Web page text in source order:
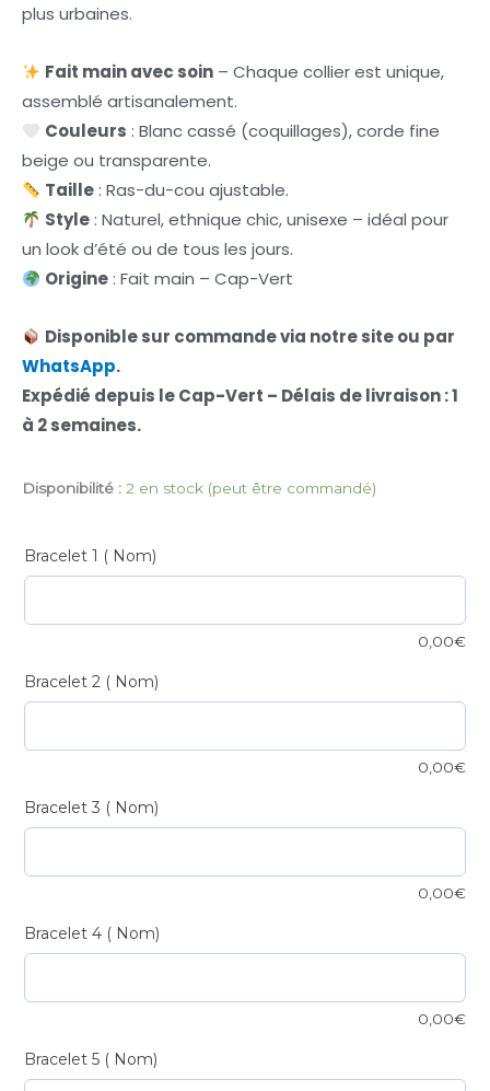
plus urbaines.
Fait main avec soin – Chaque collier est unique,
assemblé artisanalement.
Couleurs : Blanc cassé (coquillages), corde fine
beige ou transparente.
Taille: Ras-du-cou ajustable.
Style: Naturel, ethnique chic, unisexe – idéal pour
un look d’été ou de tous les jours.
Origine: Fait main – Cap-Vert
Disponible sur commande via notre site ou par
WhatsApp.
Expédié depuis le Cap-Vert – Délais de livraison : 1
à 2 semaines.
Disponibilité : 2 en stock (peut être commandé)
Bracelet 1 ( Nom)
0,00€
Bracelet 2 ( Nom)
0,00€
Bracelet 3 ( Nom)
0,00€
Bracelet 4 ( Nom)
0,00€
Bracelet 5 ( Nom)
Collier
di
Praia"